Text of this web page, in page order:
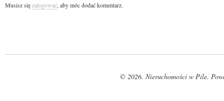
Musisz sięzalogować, aby móc dodać komentarz.
© 2026. Nieruchomości w Pile.